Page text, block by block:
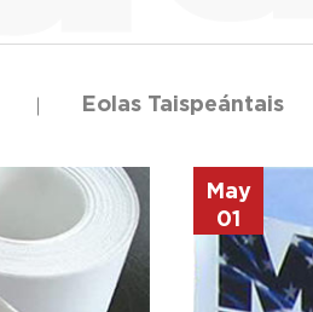
Eolas Taispeántais
May
01